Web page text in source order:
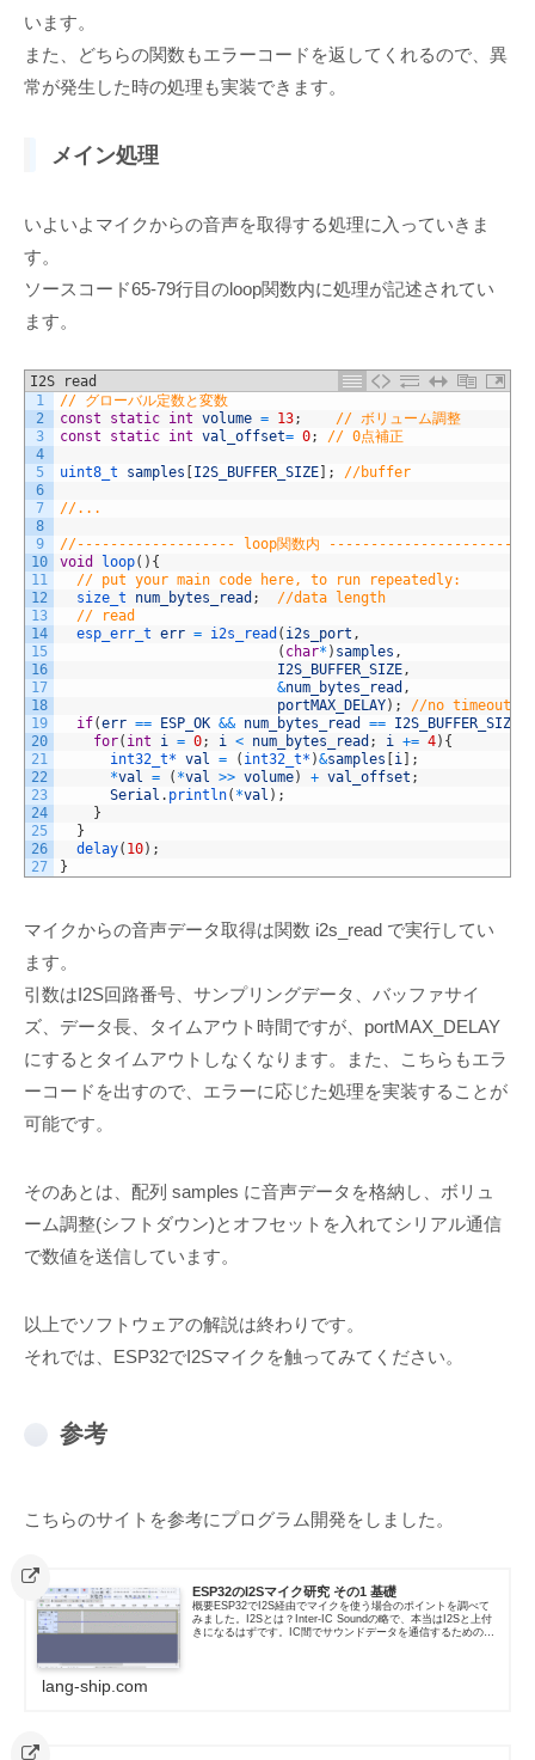
います。
また、どちらの関数もエラーコードを返してくれるので、異
常が発生した時の処理も実装できます。
メイン処理
いよいよマイクからの音声を取得する処理に入っていきま
す。
ソースコード65-79行目のloop関数内に処理が記述されてい
ます。
I2S read
1
2
3
4
5
6
7
8
9
10
11
12
13
14
15
16
17
18
19
20
21
22
23
24
25
26
27
// グローバル定数と変数
const
static int volume = 13;
// ボリューム調整
const
static int val_offset= 0; // 0点補正
uint8_t samples I2S_BUFFER_SIZE ; //buffer
//...
//------------------- loop関数内
void
loop( ) {
// put your main code here, to run repeatedly:
size_t num_bytes_read ;
//data length
// read
esp_err_t err = i2s_read ( i2s_port ,
( char* ) samples ,
I2S_BUFFER_SIZE,
&num_bytes_read ,
portMAX_DELAY) ;
//no timeout
if(err == ESP_OK && num_bytes_read == I2S_BUFFER_SIZE
for( int i = 0; i < num_bytes_read ; i += 4) {
int32_t* val = ( int32_t* )&samples i
;
*val = ( *val >> volume) + val_offset ;
Serial . println( *val ) ;
}
}
delay( 10) ;
}
マイクからの音声データ取得は関数 i2s_read で実行してい
ます。
引数はI2S回路番号、サンプリングデータ、バッファサイ
ズ、データ長、タイムアウト時間ですが、portMAX_DELAY
にするとタイムアウトしなくなります。また、こちらもエラ
ーコードを出すので、エラーに応じた処理を実装することが
可能です。
そのあとは、配列 samples に音声データを格納し、ボリュ
ーム調整(シフトダウン)とオフセットを入れてシリアル通信
で数値を送信しています。
以上でソフトウェアの解説は終わりです。
それでは、ESP32でI2Sマイクを触ってみてください。
参考
こちらのサイトを参考にプログラム開発をしました。
ESP32のI2Sマイク研究 その1 基礎
概要ESP32でI2S経由でマイクを使う場合のポイントを調べて
みました。I2Sとは？Inter-IC Soundの略で、本当はI2Sと上付
きになるはずです。IC間でサウンドデータを通信するための仕
lang-ship.com